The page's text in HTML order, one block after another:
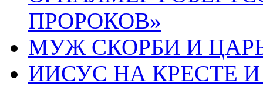
ПРОРОКОВ»
МУЖ СКОРБИ И ЦАРЬ
ИИСУС НА КРЕСТЕ